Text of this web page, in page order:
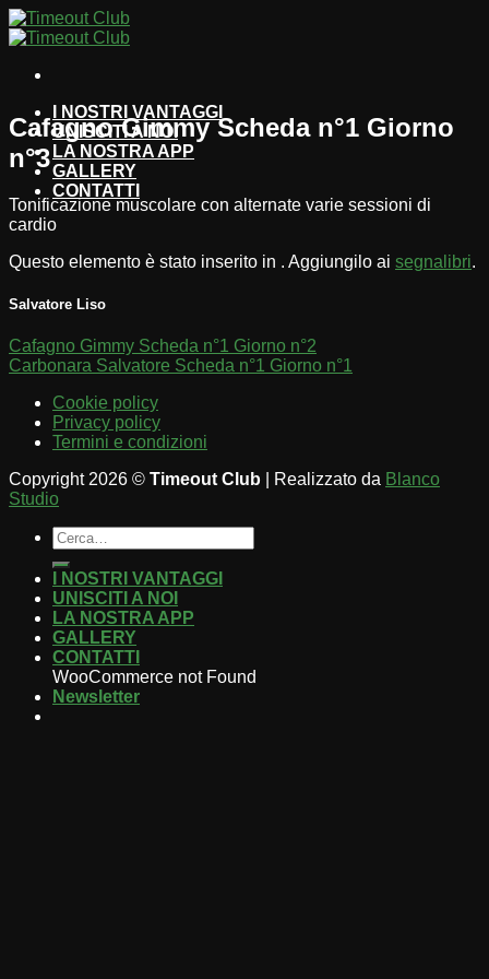
Salta
ai
I NOSTRI VANTAGGI
UNISCITI A NOI
LA NOSTRA APP
GALLERY
CONTATTI
Cafagno Gimmy Scheda n°1 Giorno
n°3
Tonificazione muscolare con alternate varie sessioni di
cardio
Questo elemento è stato inserito in . Aggiungilo ai segnalibri.
Salvatore Liso
Cafagno Gimmy Scheda n°1 Giorno n°2
Carbonara Salvatore Scheda n°1 Giorno n°1
Cookie policy
Privacy policy
Termini e condizioni
Copyright 2026 © Timeout Club | Realizzato da Blanco
Studio
I NOSTRI VANTAGGI
UNISCITI A NOI
LA NOSTRA APP
GALLERY
CONTATTI
WooCommerce not Found
Newsletter